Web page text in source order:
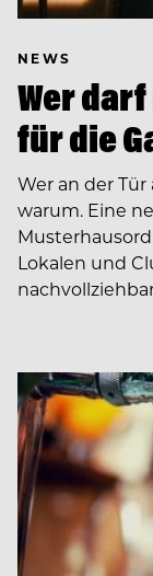
NEWS
Wer
für die
Wer an der
warum. Eine
Lokalen und